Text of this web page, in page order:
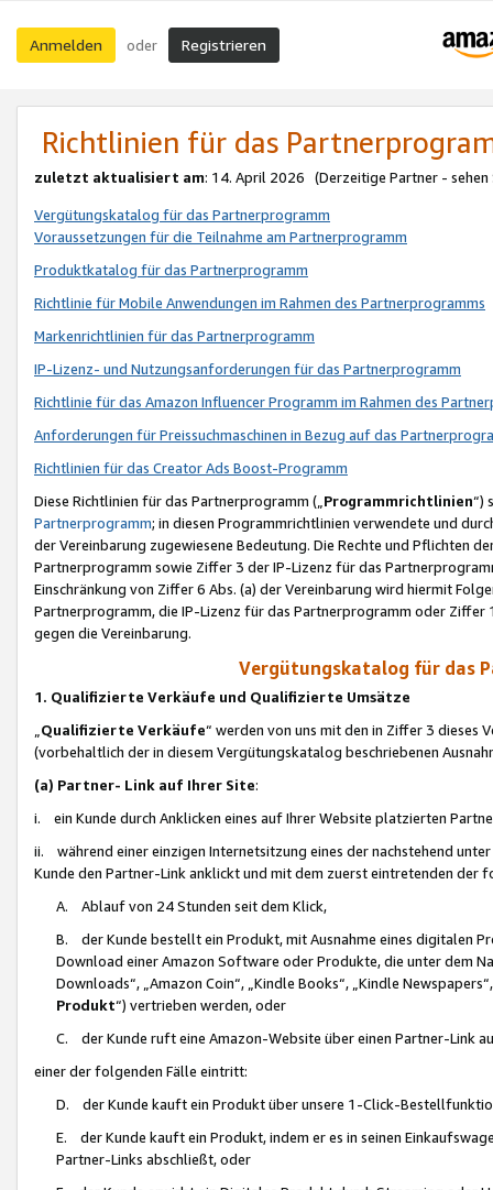
Anmelden oder Registrieren
Richtlinien für das
zuletzt aktualisiert am: 14. April 2026 (Derzeitige Partner - sehen
Vergütungskatalog für das Partnerprogramm
Voraussetzungen für die Teilnahme am Partnerprogramm
Produktkatalog für das Partnerprogramm
Richtlinie für Mobile Anwendungen im Rahmen des Partnerprogramms
Markenrichtlinien für das Partnerprogramm
IP-Lizenz- und Nutzungsanforderungen für das Partnerprogramm
Richtlinie für das Amazon Influencer Programm im Rahmen des
Anforderungen für Preissuchmaschinen in Bezug auf das
Richtlinien für das Creator Ads Boost-Programm
Diese Richtlinien für das Partnerprogramm („Programmrichtlinien“)
Partnerprogramm; in diesen Programmrichtlinien verwendete und
der Vereinbarung zugewiesene Bedeutung. Die Rechte und Pflichten
Partnerprogramm sowie Ziffer 3 der IP-Lizenz für das
Einschränkung von Ziffer 6 Abs. (a) der Vereinbarung wird hiermit
Partnerprogramm, die IP-Lizenz für das Partnerprogramm oder
gegen die Vereinbarung.
Vergütungskatalog für das
1. Qualifizierte Verkäufe und Qualifizierte Umsätze
Qualifizierte Verkäufe“ werden von uns mit den in Ziffer 3
(vorbehaltlich der in diesem Vergütungskatalog beschriebenen
(a) Partner- Link auf Ihrer Site:
i. ein Kunde durch Anklicken eines auf Ihrer Website platzierten
ii. während einer einzigen Internetsitzung eines der nachstehend
Kunde den Partner-Link anklickt und mit dem zuerst eintretenden der
A. Ablauf von 24 Stunden seit dem Klick,
B. der Kunde bestellt ein Produkt, mit Ausnahme eines digitalen
Download einer Amazon Software oder Produkte, die unter dem
Downloads“, „Amazon Coin“, „Kindle Books“, „Kindle
Produkt“) vertrieben werden, oder
C. der Kunde ruft eine Amazon-Website über einen Partner-Link
einer der folgenden Fälle eintritt:
D. der Kunde kauft ein Produkt über unsere 1-Click-
E. der Kunde kauft ein Produkt, indem er es in seinen
Partner-Links abschließt, oder